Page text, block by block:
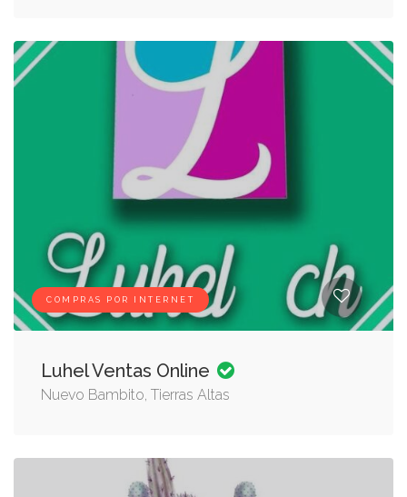
COMPRAS POR INTERNET
Luhel Ventas Online
Nuevo Bambito, Tierras Altas